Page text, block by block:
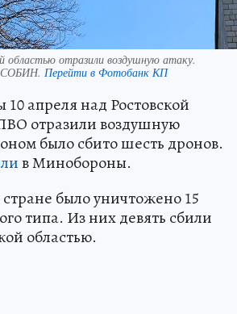
областью отразили воздушную атаку.
Перейти в Фотобанк КП
апреля над Ростовской
отразили воздушную
было сбито шесть дронов.
в Минобороны.
стране было уничтожено 15
типа. Из них девять сбили
областью.